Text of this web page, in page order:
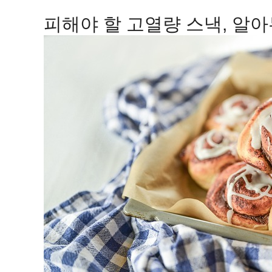
피해야 할 고열량 스낵, 알